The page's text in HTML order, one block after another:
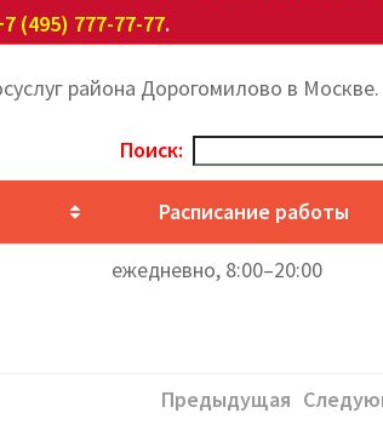
(495) 777-77-77.
района Дорогомилово в Москве.
Поиск:
Расписание работы
ежедневно, 8:00–20:00
Предыдущая